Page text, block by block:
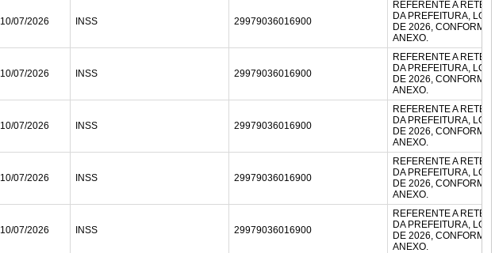
10/07/2026 INSS 29979036016900
REFERENTE A
DA PREFEITURA,
DE 2026,
ANEXO.
10/07/2026 INSS 29979036016900
REFERENTE A
DA PREFEITURA,
DE 2026,
ANEXO.
10/07/2026 INSS 29979036016900
REFERENTE A
DA PREFEITURA,
DE 2026,
ANEXO.
10/07/2026 INSS 29979036016900
REFERENTE A
DA PREFEITURA,
DE 2026,
ANEXO.
10/07/2026 INSS 29979036016900
REFERENTE A
DA PREFEITURA,
DE 2026,
ANEXO.